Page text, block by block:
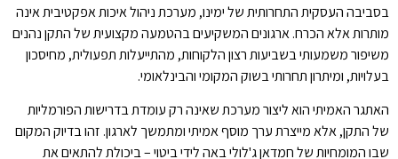
בסביבה העסקית התחרותית של ימינו, מערכת ניהול איכות אפקטיבית אינה
מותרות אלא הכרח. ארגונים המשקיעים בהטמעה מקצועית של התקן נהנים
משיפור משמעותי בשביעות רצון הלקוחות, מהתייעלות תפעולית, מחיסכון
בעלויות, ומיתרון תחרותי בשוק המקומי והבינלאומי.
האתגר האמיתי הוא ליצור מערכת שאינה רק עומדת בדרישות הפורמליות
של התקן, אלא מייצרת ערך מוסף אמיתי ומתמשך לארגון. זהו בדיוק המקום
שבו המומחיות של חמדאן ג'לולי באה לידי ביטוי – ביכולת להתאים את